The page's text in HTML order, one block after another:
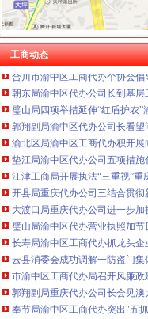
工商动态
永川局重庆代办营业执照突出三
奉节局采取五项措施加农资市重
经开园局加节日市渝中区代办公
合川市渝中区工商代办个协会倡
朝东局渝中区代办公司长到基层
璧山局四项举措延伸“红盾护农”
郭翔副局渝中区代办公司长看望
渝北区局渝中区工商代办积开展
垫江局渝中区代办公司五项措施
江津工商局开展执法“三重视”重
开县局重庆代办公司三结合贯彻
大渡口局重庆代办公司进一步加
璧山局渝中区代办营业执照加节
长寿局渝中区工商代办抓龙头企
云县消委会成功调解一防盗门集
市渝中区工商代办局召开风廉政
郭翔副局重庆代办公司长会见澳
奉节局渝中区工商代办突出"五
合川局三项措施贯彻市渝中区代